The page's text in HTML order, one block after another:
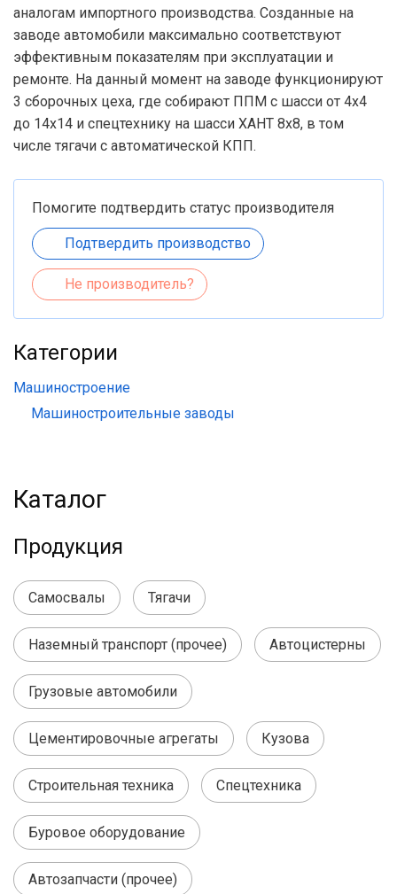
аналогам импортного производства. Созданные на
заводе автомобили максимально соответствуют
эффективным показателям при эксплуатации и
ремонте. На данный момент на заводе функционируют
3 сборочных цеха, где собирают ППМ с шасси от 4х4
до 14х14 и спецтехнику на шасси ХАНТ 8х8, в том
числе тягачи с автоматической КПП.
Помогите подтвердить статус производителя
Подтвердить производство
Не производитель?
Категории
Машиностроение
Машиностроительные заводы
Каталог
Продукция
Самосвалы Тягачи
Наземный транспорт (прочее) Автоцистерны
Грузовые автомобили
Цементировочные агрегаты Кузова
Строительная техника Спецтехника
Буровое оборудование
Автозапчасти (прочее)